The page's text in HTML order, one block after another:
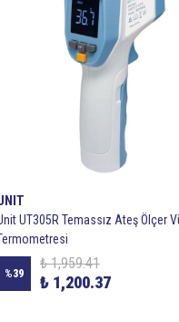
UT305R Temassız Ateş Ölçer
%39
₺ 1,959.41
₺ 1,200.37